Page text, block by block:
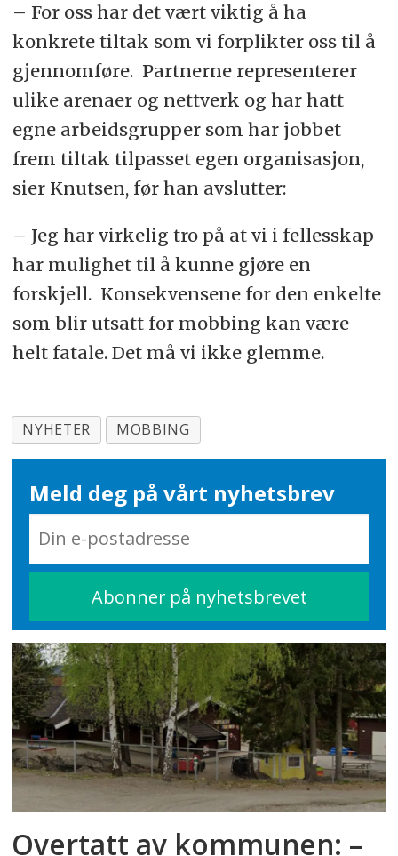
– For oss har det vært viktig å ha
konkrete tiltak som vi forplikter oss til å
gjennomføre. Partnerne representerer
ulike arenaer og nettverk og har hatt
egne arbeidsgrupper som har jobbet
frem tiltak tilpasset egen organisasjon,
sier Knutsen, før han avslutter:
– Jeg har virkelig tro på at vi i fellesskap
har mulighet til å kunne gjøre en
forskjell. Konsekvensene for den enkelte
som blir utsatt for mobbing kan være
helt fatale. Det må vi ikke glemme.
NYHETER MOBBING
Meld deg på vårt nyhetsbrev
Overtatt av kommunen: –